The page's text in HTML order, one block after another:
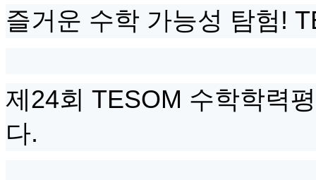
즐거운 수학 가능성 탐험 !
제24회 TESOM 수학학력
다.